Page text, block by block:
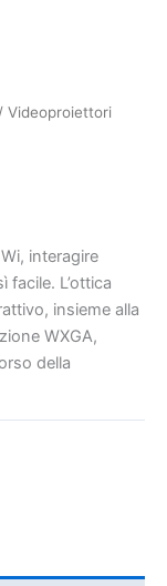
/ Videoproiettori
interagire
L’ottica
insieme alla
WXGA,
della